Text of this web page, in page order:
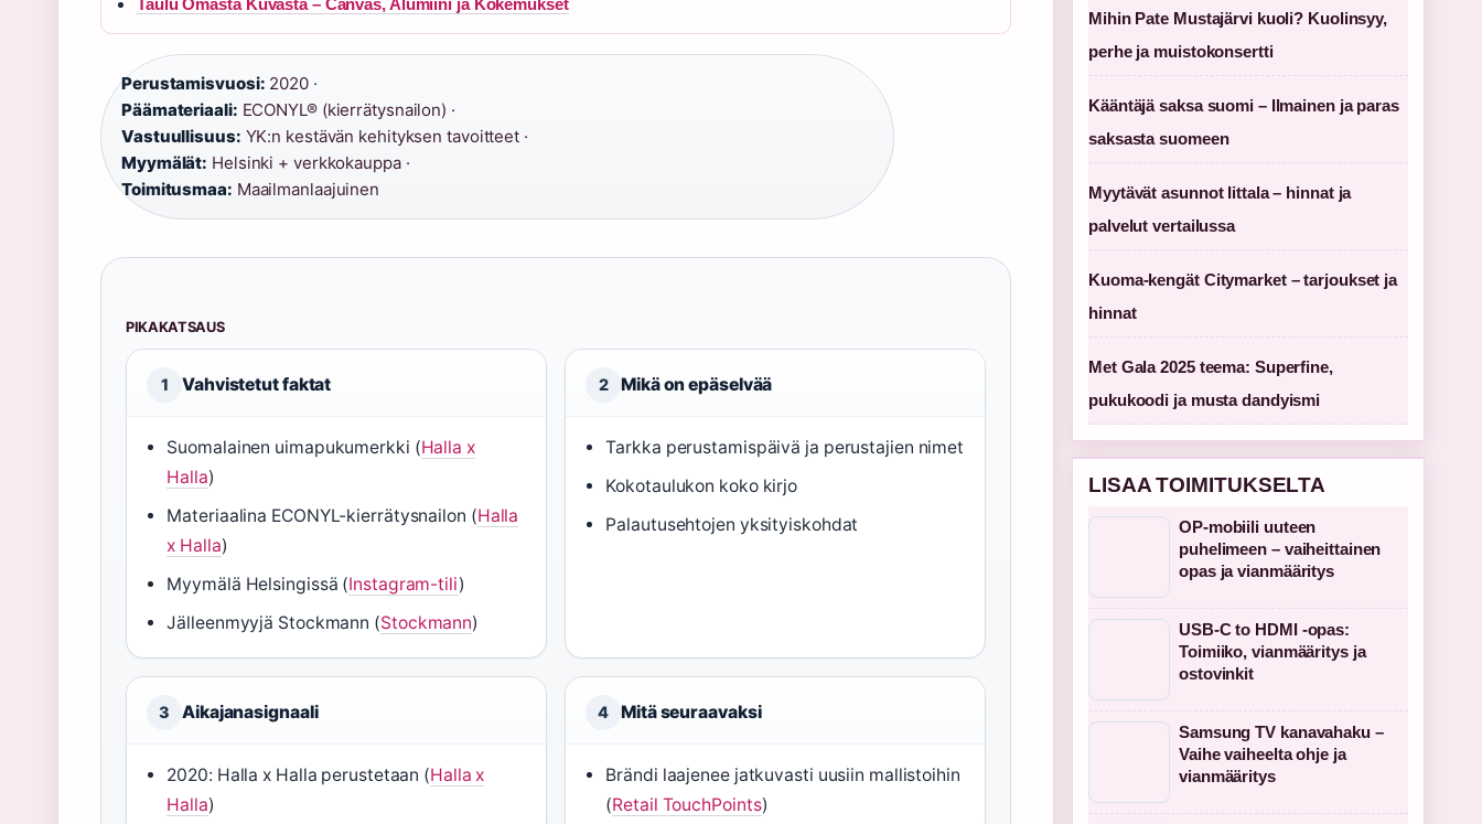
Taulu Omasta Kuvasta – Canvas, Alumiini ja Kokemukset
Perustamisvuosi: 2020 ·
Päämateriaali: ECONYL® (kierrätysnailon) ·
Vastuullisuus: YK:n kestävän kehityksen tavoitteet ·
Myymälät: Helsinki + verkkokauppa ·
Toimitusmaa: Maailmanlaajuinen
PIKAKATSAUS
1 Vahvistetut faktat
Suomalainen uimapukumerkki (Halla x
Halla)
Materiaalina ECONYL-kierrätysnailon (Halla
x Halla)
Myymälä Helsingissä (Instagram-tili)
Jälleenmyyjä Stockmann (Stockmann)
2 Mikä on epäselvää
Tarkka perustamispäivä ja perustajien nimet
Kokotaulukon koko kirjo
Palautusehtojen yksityiskohdat
3 Aikajanasignaali
2020: Halla x Halla perustetaan (Halla x
Halla)
4 Mitä seuraavaksi
Brändi laajenee jatkuvasti uusiin mallistoihin
(Retail TouchPoints)
Mihin Pate Mustajärvi kuoli? Kuolinsyy,
perhe ja muistokonsertti
Kääntäjä saksa suomi – Ilmainen ja paras
saksasta suomeen
Myytävät asunnot Iittala – hinnat ja
palvelut vertailussa
Kuoma-kengät Citymarket – tarjoukset ja
hinnat
Met Gala 2025 teema: Superfine,
pukukoodi ja musta dandyismi
LISAA TOIMITUKSELTA
OP-mobiili uuteen
puhelimeen – vaiheittainen
opas ja vianmääritys
USB-C to HDMI -opas:
Toimiiko, vianmääritys ja
ostovinkit
Samsung TV kanavahaku –
Vaihe vaiheelta ohje ja
vianmääritys